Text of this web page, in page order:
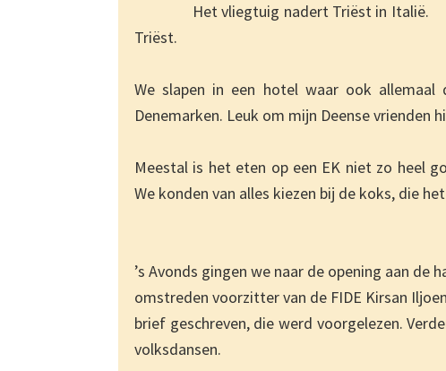
Het vliegtuig nadert Triëst in
Triëst.
We slapen in een hotel waar ook allemaal
Denemarken. Leuk om mijn Deense vrienden
Meestal is het eten op een EK niet zo heel
We konden van alles kiezen bij de koks, die
’s Avonds gingen we naar de opening aan
omstreden voorzitter van de FIDE Kirsan
brief geschreven, die werd voorgelezen.
volksdansen.